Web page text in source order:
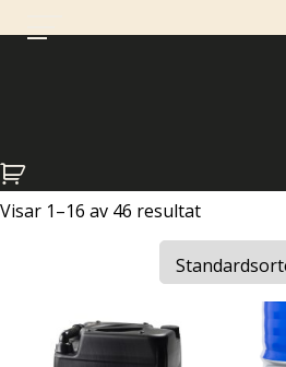
Visar 1–16 av 46 resultat